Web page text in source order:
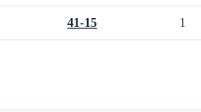
41-15 1